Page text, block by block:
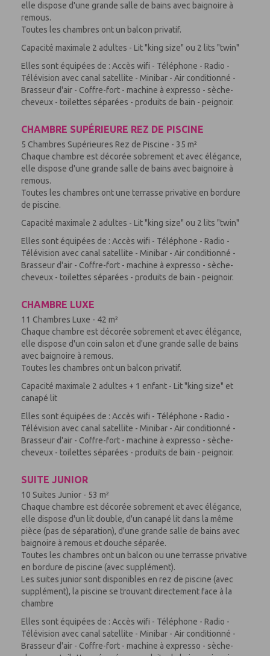
elle dispose d'une grande salle de bains avec baignoire à
remous.
Toutes les chambres ont un balcon privatif.
Capacité maximale 2 adultes - Lit "king size" ou 2 lits "twin"
Elles sont équipées de : Accès wifi - Téléphone - Radio -
Télévision avec canal satellite - Minibar - Air conditionné -
Brasseur d'air - Coffre-fort - machine à expresso - sèche-
cheveux - toilettes séparées - produits de bain - peignoir.
CHAMBRE SUPÉRIEURE REZ DE PISCINE
5 Chambres Supérieures Rez de Piscine - 35 m²
Chaque chambre est décorée sobrement et avec élégance,
elle dispose d'une grande salle de bains avec baignoire à
remous.
Toutes les chambres ont une terrasse privative en bordure
de piscine.
Capacité maximale 2 adultes - Lit "king size" ou 2 lits "twin"
Elles sont équipées de : Accès wifi - Téléphone - Radio -
Télévision avec canal satellite - Minibar - Air conditionné -
Brasseur d'air - Coffre-fort - machine à expresso - sèche-
cheveux - toilettes séparées - produits de bain - peignoir.
CHAMBRE LUXE
11 Chambres Luxe - 42 m²
Chaque chambre est décorée sobrement et avec élégance,
elle dispose d'un coin salon et d'une grande salle de bains
avec baignoire à remous.
Toutes les chambres ont un balcon privatif.
Capacité maximale 2 adultes + 1 enfant - Lit "king size" et
canapé lit
Elles sont équipées de : Accès wifi - Téléphone - Radio -
Télévision avec canal satellite - Minibar - Air conditionné -
Brasseur d'air - Coffre-fort - machine à expresso - sèche-
cheveux - toilettes séparées - produits de bain - peignoir.
SUITE JUNIOR
10 Suites Junior - 53 m²
Chaque chambre est décorée sobrement et avec élégance,
elle dispose d'un lit double, d'un canapé lit dans la même
pièce (pas de séparation), d'une grande salle de bains avec
baignoire à remous et douche séparée.
Toutes les chambres ont un balcon ou une terrasse privative
en bordure de piscine (avec supplément).
Les suites junior sont disponibles en rez de piscine (avec
supplément), la piscine se trouvant directement face à la
chambre
Elles sont équipées de : Accès wifi - Téléphone - Radio -
Télévision avec canal satellite - Minibar - Air conditionné -
Brasseur d'air - Coffre-fort - machine à expresso - sèche-